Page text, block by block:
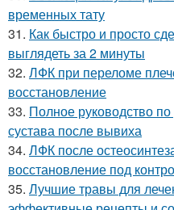
временных тату
31. Как быстро и просто
выглядеть за 2 минуты
32. ЛФК при переломе
восстановление
33. Полное руководство
сустава после вывиха
34. ЛФК после
восстановление под
35. Лучшие травы для